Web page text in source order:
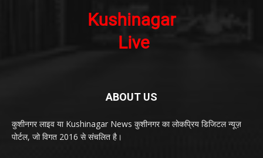
ABOUT US
कुशीनगर लाइव या Kushinagar News कुशीनगर का लोकप्रिय डिजिटल न्यूज़
पोर्टल, जो विगत 2016 से संचलित है।